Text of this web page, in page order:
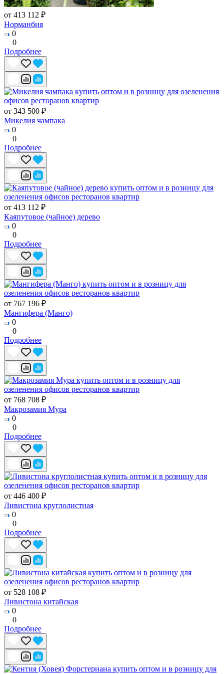
от 413 112 ₽
Норманбия
0
0
Подробнее
от 343 500 ₽
Микелия чампака
0
0
Подробнее
от 413 112 ₽
Каяпутовое (чайное) дерево
0
0
Подробнее
от 767 196 ₽
Мангифера (Манго)
0
0
Подробнее
от 768 708 ₽
Макрозамия Мура
0
0
Подробнее
от 446 400 ₽
Ливистона круглолистная
0
0
Подробнее
от 528 108 ₽
Ливистона китайская
0
0
Подробнее